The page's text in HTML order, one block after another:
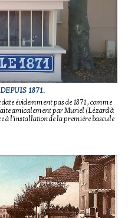
1871.
évidemment pas de 1871 , comme
amicalement par Muriel (Lézard'à
à l'installation de la première bascule